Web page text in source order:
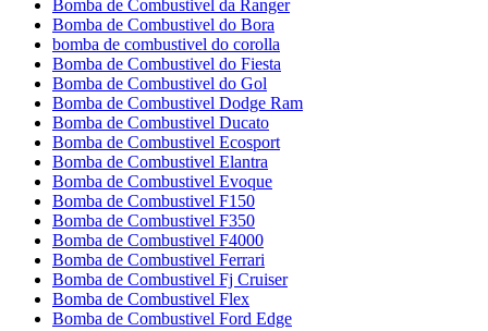
Bomba de Combustivel da Ranger
Bomba de Combustivel do Bora
bomba de combustivel do corolla
Bomba de Combustivel do Fiesta
Bomba de Combustivel do Gol
Bomba de Combustivel Dodge Ram
Bomba de Combustivel Ducato
Bomba de Combustivel Ecosport
Bomba de Combustivel Elantra
Bomba de Combustivel Evoque
Bomba de Combustivel F150
Bomba de Combustivel F350
Bomba de Combustivel F4000
Bomba de Combustivel Ferrari
Bomba de Combustivel Fj Cruiser
Bomba de Combustivel Flex
Bomba de Combustivel Ford Edge